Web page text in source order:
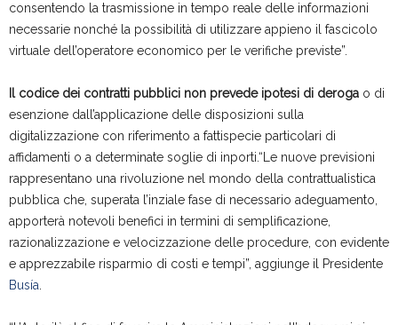
consentendo la trasmissione in tempo reale delle informazioni
necessarie nonché la possibilità di utilizzare appieno il fascicolo
virtuale dell’operatore economico per le verifiche previste”.
Il codice dei contratti pubblici non prevede ipotesi di deroga o di
esenzione dall’applicazione delle disposizioni sulla
digitalizzazione con riferimento a fattispecie particolari di
affidamenti o a determinate soglie di inporti.“Le nuove previsioni
rappresentano una rivoluzione nel mondo della contrattualistica
pubblica che, superata l’inziale fase di necessario adeguamento,
apporterà notevoli benefici in termini di semplificazione,
razionalizzazione e velocizzazione delle procedure, con evidente
e apprezzabile risparmio di costi e tempi”, aggiunge il Presidente
Busía